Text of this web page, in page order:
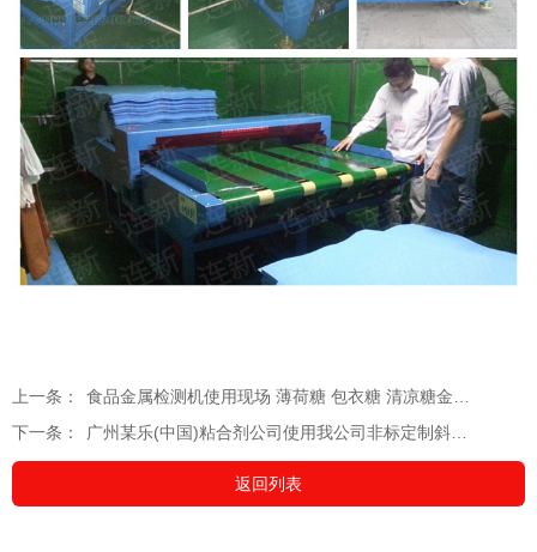
上一条：
食品金属检测机使用现场 薄荷糖 包衣糖 清凉糖金属检测机
下一条：
广州某乐(中国)粘合剂公司使用我公司非标定制斜坡式金检机
返回列表